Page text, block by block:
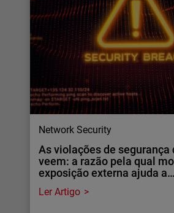
Network Security
As violações de segurança
veem: a razão pela qual
exposição externa ajuda a…
Ler Artigo